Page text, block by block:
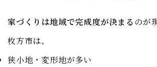
家づくりは地域で完成度が決まる のが
枚方市は、
狭小地・変形地が多い